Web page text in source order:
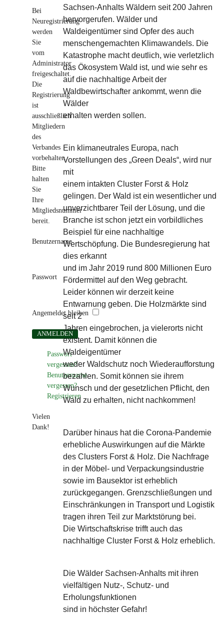
Bei
Neuregistrierung
werden
Sie
vom
Administrator
freigeschaltet.
Die
Registrierung
ist
ausschließlich
Mitgliedern
des
Verbandes
vorbehalten.
Bitte
halten
Sie
Ihre
Mitgliedsnummer
bereit.
Benutzername
Passwort
Angemeldet bleiben
Passwort
vergessen?
Benutzername
vergessen?
Registrieren
Vielen
Dank!
Sachsen-Anhalts Wäldern seit 200 Jahren
hervorgerufen. Wälder und
Waldeigentümer sind Opfer des auch
menschengemachten Klimawandels. Die
Katastrophe macht deutlich, wie verletzlich
das Ökosystem Wald ist, und wie sehr es
auf die nachhaltige Arbeit der
Waldbewirtschafter ankommt, wenn die
Wälder
erhalten werden sollen.
Ein klimaneutrales Europa, nach
Vorstellungen des „Green Deals“, wird nur
mit
einem intakten Cluster Forst & Holz
gelingen. Der Wald ist ein wesentlicher und
unverzichtbarer Teil der Lösung, und die
Branche ist schon jetzt ein vorbildliches
Beispiel für eine nachhaltige
Wertschöpfung. Die Bundesregierung hat
dies erkannt
und im Jahr 2019 rund 800 Millionen Euro
Fördermittel auf den Weg gebracht.
Leider können wir derzeit keine
Entwarnung geben. Die Holzmärkte sind
seit 2
Jahren eingebrochen, ja vielerorts nicht
existent. Damit können die
Waldeigentümer
weder Waldschutz noch Wiederaufforstung
bezahlen. Somit können sie ihrem
Wunsch und der gesetzlichen Pflicht, den
Wald zu erhalten, nicht nachkommen!
Darüber hinaus hat die Corona-Pandemie
erhebliche Auswirkungen auf die Märkte
des Clusters Forst & Holz. Die Nachfrage
in der Möbel- und Verpackungsindustrie
sowie im Bausektor ist erheblich
zurückgegangen. Grenzschließungen und
Einschränkungen in Transport und Logistik
tragen ihren Teil zur Marktstörung bei.
Die Wirtschaftskrise trifft auch das
nachhaltige Cluster Forst & Holz erheblich.
Die Wälder Sachsen-Anhalts mit ihren
vielfältigen Nutz-, Schutz- und
Erholungsfunktionen
sind in höchster Gefahr!